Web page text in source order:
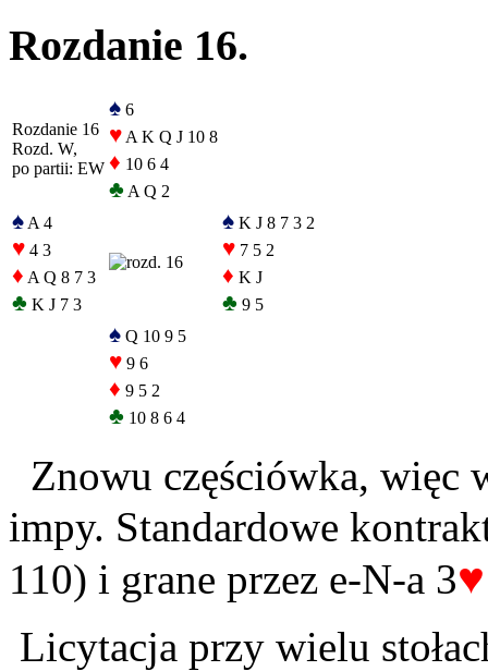
Rozdanie 16.
Rozdanie 16
Rozd. W,
po partii: EW
♠ 6
♥ A K Q J 10 8
♦ 10 6 4
♣ A Q 2
♠ A 4
♥ 4 3
♦ A Q 8 7 3
♣ K J 7 3
♠ K J 8 7 3 2
♥ 7 5 2
♦ K J
♣ 9 5
♠ Q 10 9 5
♥ 9 6
♦ 9 5 2
♣ 10 8 6 4
Znowu częściówka, więc
impy. Standardowe
110) i grane przez e-N-a 3♥
Licytacja przy wielu